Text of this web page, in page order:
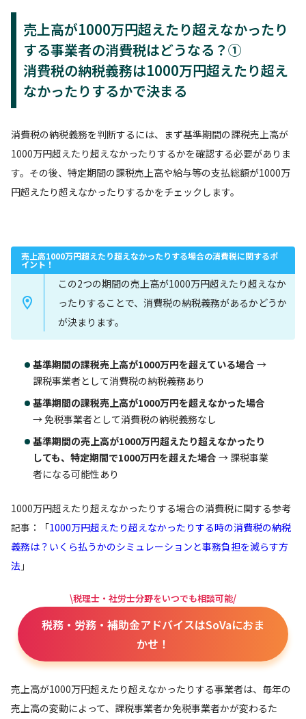
売上高が1000万円超えたり超えなかったり
する事業者の消費税はどうなる？①
消費税の納税義務は1000万円超えたり超え
なかったりするかで決まる
消費税の納税義務を判断するには、まず基準期間の課税売上高が
1000万円超えたり超えなかったりするかを確認する必要がありま
す。その後、特定期間の課税売上高や給与等の支払総額が1000万
円超えたり超えなかったりするかをチェックします。
売上高1000万円超えたり超えなかったりする場合の消費税に関するポ
イント！
この2つの期間の売上高が1000万円超えたり超えなか
ったりすることで、消費税の納税義務があるかどうか
が決まります。
基準期間の課税売上高が1000万円を超えている場合 →
課税事業者として消費税の納税義務あり
基準期間の課税売上高が1000万円を超えなかった場合
→ 免税事業者として消費税の納税義務なし
基準期間の売上高が1000万円超えたり超えなかったり
しても、特定期間で1000万円を超えた場合 → 課税事業
者になる可能性あり
1000万円超えたり超えなかったりする場合の消費税に関する参考
記事：「1000万円超えたり超えなかったりする時の消費税の納税
義務は？いくら払うかのシミュレーションと事務負担を減らす方
法 」
\税理士・社労士分野をいつでも相談可能/
税務・労務・補助金アドバイスはSoVaにおま
かせ！
売上高が1000万円超えたり超えなかったりする事業者は、毎年の
売上高の変動によって、課税事業者か免税事業者かが変わるた